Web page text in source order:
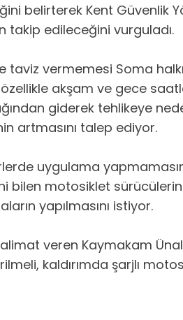
belirterek Kent Güvenlik
takip edileceğini vurguladı.
vermemesi Soma
akşam ve gece
giderek tehlikeye
artmasını talep ediyor.
uygulama
bilen motosiklet
yapılmasını istiyor.
veren Kaymakam
kaldırımda şarjlı